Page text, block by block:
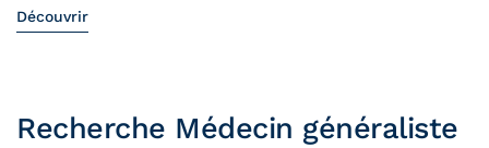
Découvrir
Recherche Médecin généraliste